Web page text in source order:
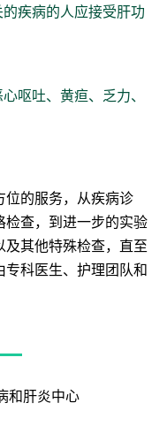
疾病的人应接受肝功
呕吐、黄疸、乏力、
的服务，从疾病诊
查，到进一步的实验
其他特殊检查，直至
科医生、护理团队和
和肝炎中心